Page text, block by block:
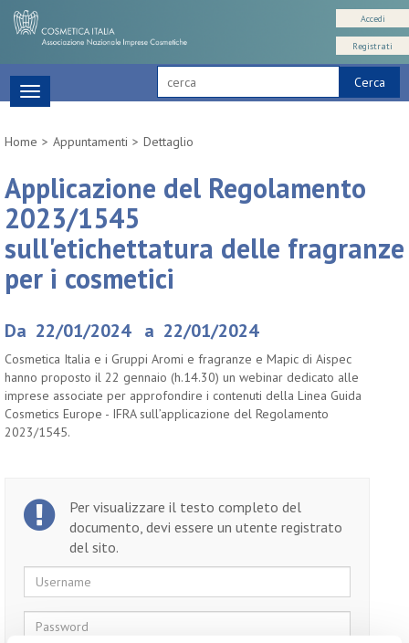
Cerca
Accedi
Registrati
Toggle
navigation
Home
Appuntamenti Dettaglio
Applicazione del Regolamento
2023/1545
sull'etichettatura delle fragranze
per i cosmetici
Da 22/01/2024 a 22/01/2024
Cosmetica Italia e i Gruppi Aromi e fragranze e Mapic di Aispec
hanno proposto il 22 gennaio (h.14.30) un webinar dedicato alle
imprese associate per approfondire i contenuti della Linea Guida
Cosmetics Europe - IFRA sull’applicazione del Regolamento
2023/1545.
Per visualizzare il testo completo del
documento, devi essere un utente registrato
del sito.
Username
Password